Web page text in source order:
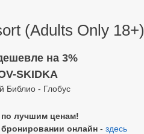
(Adults Only
на 3%
SKIDKA
Библио - Глобус
лучшим ценам!
онлайн - здесь